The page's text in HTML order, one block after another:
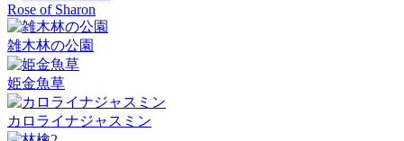
Rose of Sharon
雑木林の公園
姫金魚草
カロライナジャスミン